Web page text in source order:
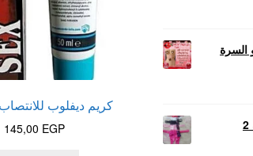
كريم ديفلوب للانتصاب
145,00 EGP
السرة